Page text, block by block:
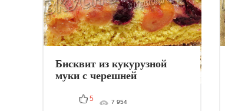
Бисквит из кукурузной
муки с черешней
5 7 954